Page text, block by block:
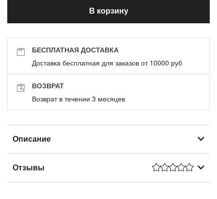
В корзину
БЕСПЛАТНАЯ ДОСТАВКА
Доставка бесплатная для заказов от 10000 руб
ВОЗВРАТ
Возврат в течении 3 месяцев
Описание
Отзывы